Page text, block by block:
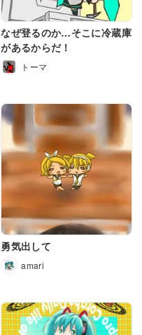
なぜ登るのか…そこに冷蔵庫
があるからだ！
トーマ
勇気出して
amari